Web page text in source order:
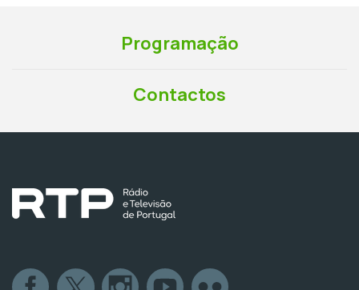
Programação
Contactos